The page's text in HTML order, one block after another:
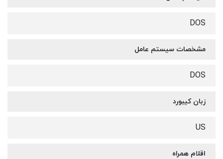
DOS
مشخصات سیستم عامل
DOS
زبان کیبورد
US
اقلام همراه